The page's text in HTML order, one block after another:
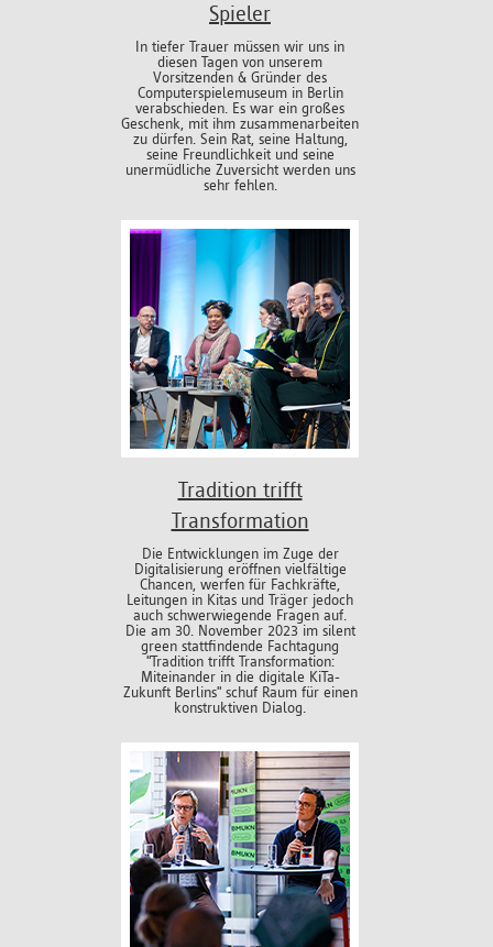
Spieler
In tiefer Trauer müssen wir uns in
diesen Tagen von unserem
Vorsitzenden & Gründer des
Computerspielemuseum in Berlin
verabschieden. Es war ein großes
Geschenk, mit ihm zusammenarbeiten
zu dürfen. Sein Rat, seine Haltung,
seine Freundlichkeit und seine
unermüdliche Zuversicht werden uns
sehr fehlen.
Tradition trifft
Transformation
Die Entwicklungen im Zuge der
Digitalisierung eröffnen vielfältige
Chancen, werfen für Fachkräfte,
Leitungen in Kitas und Träger jedoch
auch schwerwiegende Fragen auf.
Die am 30. November 2023 im silent
green stattfindende Fachtagung
"Tradition trifft Transformation:
Miteinander in die digitale KiTa-
Zukunft Berlins" schuf Raum für einen
konstruktiven Dialog.